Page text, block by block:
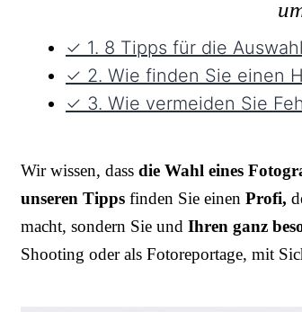
✓ 1. 8 Tipps für die
✓ 2. Wie finden Sie einen
✓ 3. Wie vermeiden Sie
Wir wissen, dass die Wahl eines
unseren Tipps finden Sie einen Profi,
macht, sondern Sie und Ihren ganz
Shooting oder als Fotoreportage, mit